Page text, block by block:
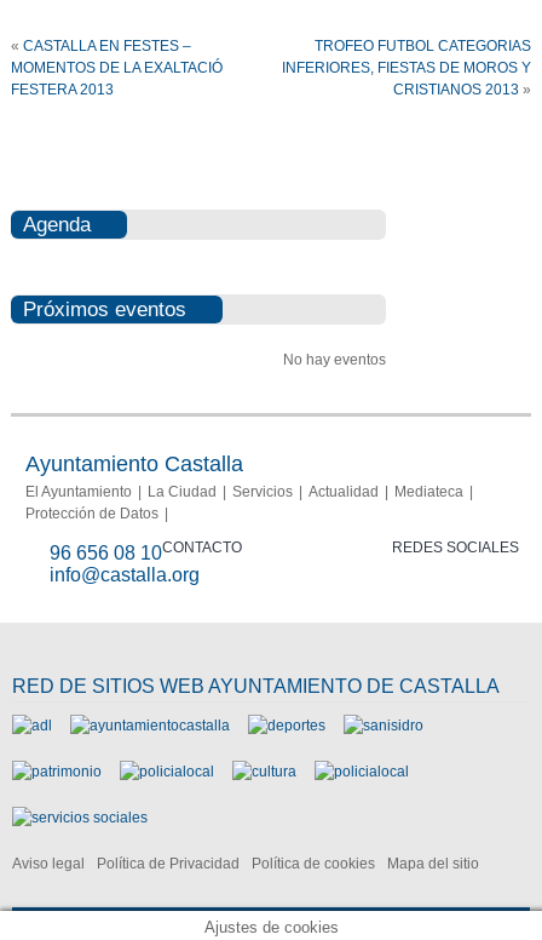
« CASTALLA EN FESTES –
MOMENTOS DE LA EXALTACIÓ
FESTERA 2013
TROFEO FUTBOL CATEGORIAS
INFERIORES, FIESTAS DE MOROS Y
CRISTIANOS 2013 »
Agenda
Próximos eventos
No hay eventos
Ayuntamiento Castalla
El Ayuntamiento La Ciudad Servicios Actualidad
Mediateca
Protección de Datos
CONTACTO
96 656 08 10
info@castalla.org
REDES SOCIALES
RED DE SITIOS WEB AYUNTAMIENTO DE CASTALLA
Aviso legal Política de Privacidad Política de cookies Mapa del sitio
Ajustes de cookies